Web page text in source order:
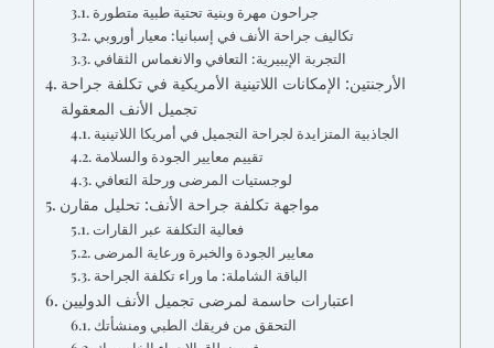
جراحون مهرة وبنية تحتية طبية متطورة
تكاليف جراحة الأنف في إسبانيا: معيار أوروبي
التجربة الإيبيرية: التعافي والانغماس الثقافي
الأرجنتين: الإمكانات اللاتينية الأمريكية في تكلفة جراحة
تجميل الأنف المعقولة
الجاذبية المتزايدة لجراحة التجميل في أمريكا اللاتينية
تقييم معايير الجودة والسلامة
لوجستيات المرضى ورحلة التعافي
مواجهة تكلفة جراحة الأنف: تحليل مقارن
فعالية التكلفة عبر القارات
معايير الجودة والخبرة ورعاية المرضى
الباقة الشاملة: ما وراء تكلفة الجراحة
اعتبارات حاسمة لمرضى تجميل الأنف الدوليين
التحقق من فريقك الطبي ومنشأتك